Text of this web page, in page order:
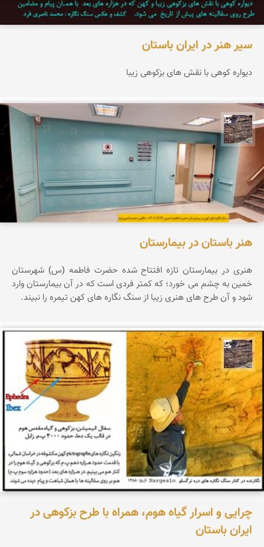
سیر هنر در ایران باستان
دیواره کوهی با نقش های بزکوهی زیبا
محمد ناصری فرد
هنر باستان در بیمارستان
هنری در بیمارستان تازه افتتاح شده حضرت فاطمه (س) شهرستان
خمین به چشم می خورد؛ که کمتر فردی است که در آن بیمارستان وارد
شود و آن طرح های هنری زیبا از سنگ نگاره های کهن تیمره را نبیند.
محمد ناصری فرد
چرایی و اسرار گیاه هوم، همراه با طرح بزکوهی در
ایران باستان